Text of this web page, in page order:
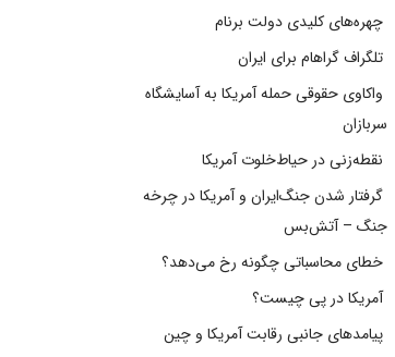
چهره‌های کلیدی دولت برنام
تلگراف گراهام برای ایران
واکاوی حقوقی حمله آمریکا به آسایشگاه
سربازان
نقطه‌زنی در حیاط‌خلوت آمریکا
گرفتار شدن جنگ‌ایران و آمریکا در چرخه
جنگ – آتش‌بس
خطای محاسباتی چگونه رخ می‌دهد؟
آمریکا در پی چیست؟
پیامدهای جانبی رقابت آمریکا و چین